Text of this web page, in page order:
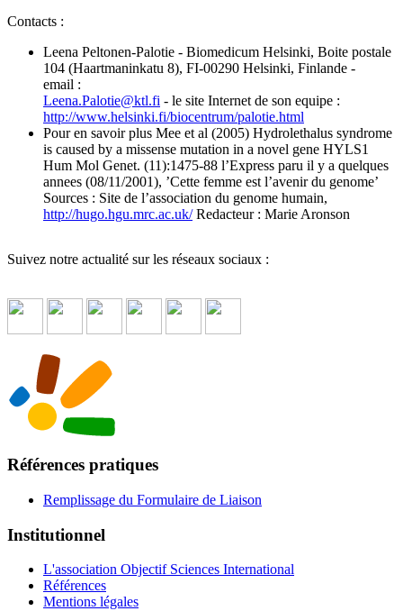
Contacts :
Leena Peltonen-Palotie - Biomedicum Helsinki, Boite postale
104 (Haartmaninkatu 8), FI-00290 Helsinki, Finlande -
email :
Leena.Palotie@ktl.fi - le site Internet de son equipe :
http://www.helsinki.fi/biocentrum/palotie.html
Pour en savoir plus Mee et al (2005) Hydrolethalus syndrome
is caused by a missense mutation in a novel gene HYLS1
Hum Mol Genet. (11):1475-88 l’Express paru il y a quelques
annees (08/11/2001), ’Cette femme est l’avenir du genome’
Sources : Site de l’association du genome humain,
http://hugo.hgu.mrc.ac.uk/Redacteur : Marie Aronson
Suivez notre actualité sur les réseaux sociaux :
Références pratiques
Remplissage du Formulaire de Liaison
Institutionnel
L'association Objectif Sciences International
Références
Mentions légales